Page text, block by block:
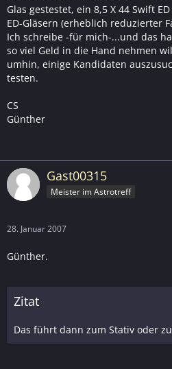
Glas gestestet, ein 8,5 X 44 Swift
ED-Gläsern (erheblich reduzierter
Ich schreibe -für mich-...und das
so viel Geld in die Hand nehmen
umhin, einige Kandidaten
testen.
CS
Günther
Gast00315
Meister im Astrotreff
28. Januar 2007
Günther.
Zitat
Das führt dann zum Stativ oder